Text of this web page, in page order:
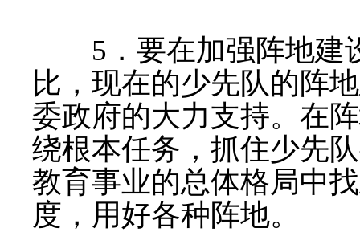
5 ．要在加强阵地
比，现在的少先队的阵
委政府的大力支持。在
绕根本任务，抓住少先
教育事业的总体格局中
度，用好各种阵地。